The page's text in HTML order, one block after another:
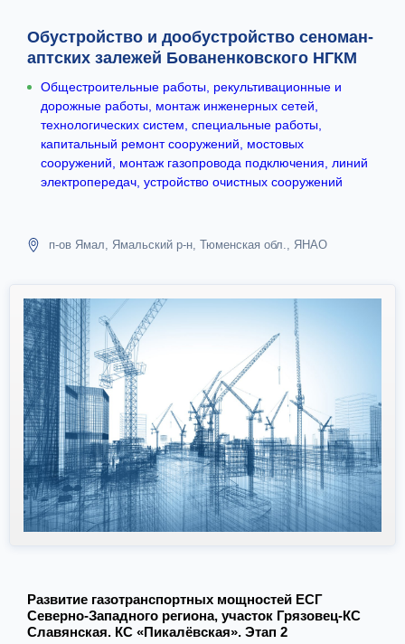
Обустройство и дообустройство сеноман-
аптских залежей Бованенковского НГКМ
Общестроительные работы, рекультивационные и
дорожные работы, монтаж инженерных сетей,
технологических систем, специальные работы,
капитальный ремонт сооружений, мостовых
сооружений, монтаж газопровода подключения, линий
электропередач, устройство очистных сооружений
п-ов Ямал, Ямальский р-н, Тюменская обл., ЯНАО
Развитие газотранспортных мощностей ЕСГ
Северно-Западного региона, участок Грязовец-КС
Славянская. КС «Пикалёвская». Этап 2